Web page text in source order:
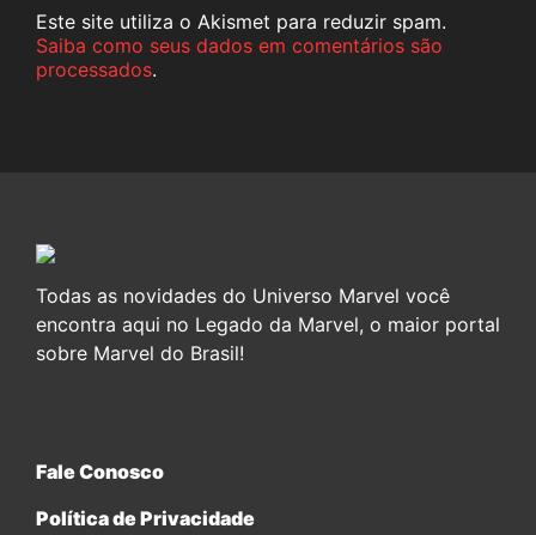
Este site utiliza o Akismet para reduzir spam.
Saiba como seus dados em comentários são
processados.
Todas as novidades do Universo Marvel você
encontra aqui no Legado da Marvel, o maior portal
sobre Marvel do Brasil!
Fale Conosco
Política de Privacidade